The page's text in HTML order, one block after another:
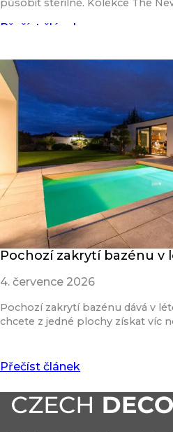
působit sterilně. Kolekce The
Přečíst článek
Pochozí zakrytí bazénu v
4. července 2026
Pochozí zakrytí bazénu dává v
chcete z jedné plochy získat víc
Přečíst článek